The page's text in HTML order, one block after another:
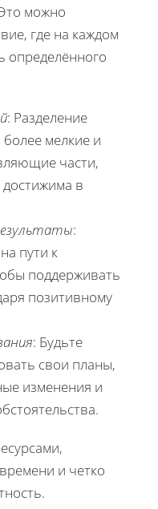
можно
где на каждом
определённого
: Разделение
мелкие и
части,
достижима в
:
пути к
поддерживать
позитивному
: Будьте
свои планы,
изменения и
и четко